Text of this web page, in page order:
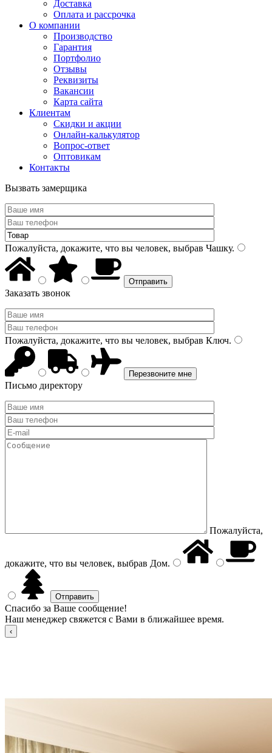
Доставка
Оплата и рассрочка
О компании
Производство
Гарантия
Портфолио
Отзывы
Реквизиты
Вакансии
Карта сайта
Клиентам
Скидки и акции
Онлайн-калькулятор
Вопрос-ответ
Оптовикам
Контакты
Вызвать замерщика
Пожалуйста, докажите, что вы человек, выбрав Чашку.
Заказать звонок
Пожалуйста, докажите, что вы человек, выбрав Ключ.
Письмо директору
Пожалуйста,
докажите, что вы человек, выбрав Дом.
Спасибо за Ваше сообщение!
Наш менеджер свяжется с Вами в ближайшее время.